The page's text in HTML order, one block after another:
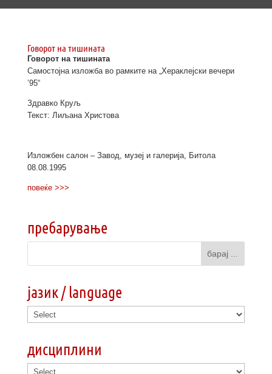
Говорот на тишината
Говорот на тишината
Самостојна изложба во рамките на „Хераклејски вечери
’95“
Здравко Круљ
Текст: Лиљана Христова
Изложбен салон – Завод, музеј и галерија, Битолa
08.08.1995
повеќе >>>
пребарување
јазик / language
дисциплини